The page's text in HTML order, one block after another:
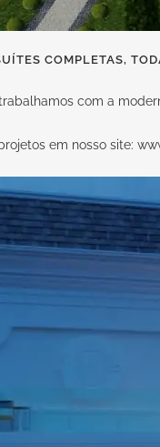
COMPLETAS,
com a
em nosso site: